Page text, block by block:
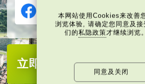
立即注册 成为当代中国
本网站使用Cookies来改善
浏览体验, 请确定您同意及接
们的私隐政策才继续浏览。
同意及关闭